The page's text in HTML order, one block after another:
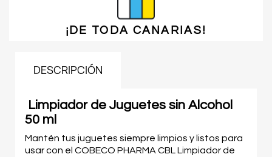
¡DE TODA CANARIAS!
DESCRIPCIÓN
Limpiador de Juguetes sin Alcohol
50 ml
Mantén tus juguetes siempre limpios y listos para
usar con el COBECO PHARMA CBL Limpiador de